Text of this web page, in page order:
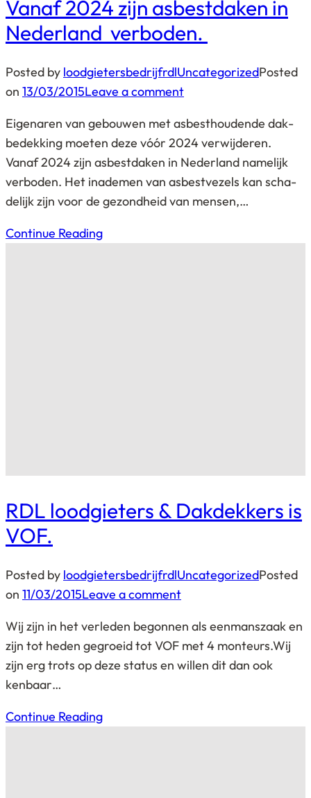
Vanaf 2024 zijn as­best­da­ken in
Ne­der­land ver­bo­den.
Posted by loodgietersbedrijfrdlUncategorizedPosted
on 13/03/2015Leave a comment
Ei­ge­na­ren van ge­bou­wen met as­best­hou­den­de dak­
be­dek­king moeten deze vóór 2024 ver­wij­de­ren.
Vanaf 2024 zijn as­best­da­ken in Ne­der­land na­me­lijk
ver­bo­den. Het in­a­de­men van as­best­ve­zels kan scha­
de­lijk zijn voor de ge­zond­heid van mensen,…
Continue Reading
RDL loodgieters & Dakdekkers is
VOF.
Posted by loodgietersbedrijfrdlUncategorizedPosted
on 11/03/2015Leave a comment
Wij zijn in het verleden begonnen als eenmanszaak en
zijn tot heden gegroeid tot VOF met 4 monteurs. Wij
zijn erg trots op deze status en willen dit dan ook
kenbaar…
Continue Reading